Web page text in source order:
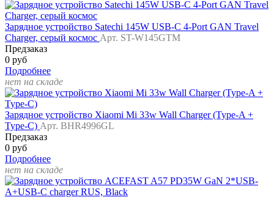
Зарядное устройство Satechi 145W USB-C 4-Port GAN Travel
Charger, серый космос Арт. ST-W145GTM
Предзаказ
0 руб
Подробнее
нет на складе
Зарядное устройство Xiaomi Mi 33w Wall Charger (Type-A +
Type-C) Арт. BHR4996GL
Предзаказ
0 руб
Подробнее
нет на складе